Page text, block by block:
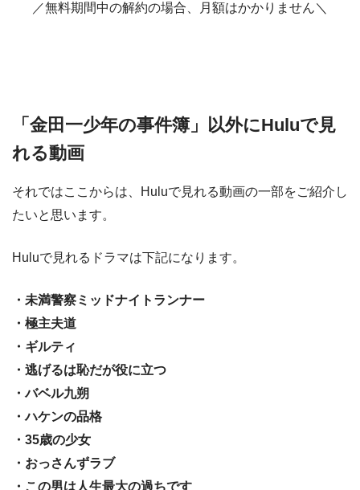
／無料期間中の解約の場合、月額はかかりません＼
「金田一少年の事件簿」以外にHuluで見
れる動画
それではここからは、Huluで見れる動画の一部をご紹介し
たいと思います。
Huluで見れるドラマは下記になります。
・未満警察ミッドナイトランナー
・極主夫道
・ギルティ
・逃げるは恥だが役に立つ
・バベル九朔
・ハケンの品格
・35歳の少女
・おっさんずラブ
・この男は人生最大の過ちです